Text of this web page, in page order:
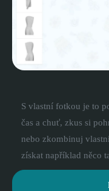
S vlastní fotkou je to
čas a chuť, zkus si
nebo zkombinuj
získat například něco